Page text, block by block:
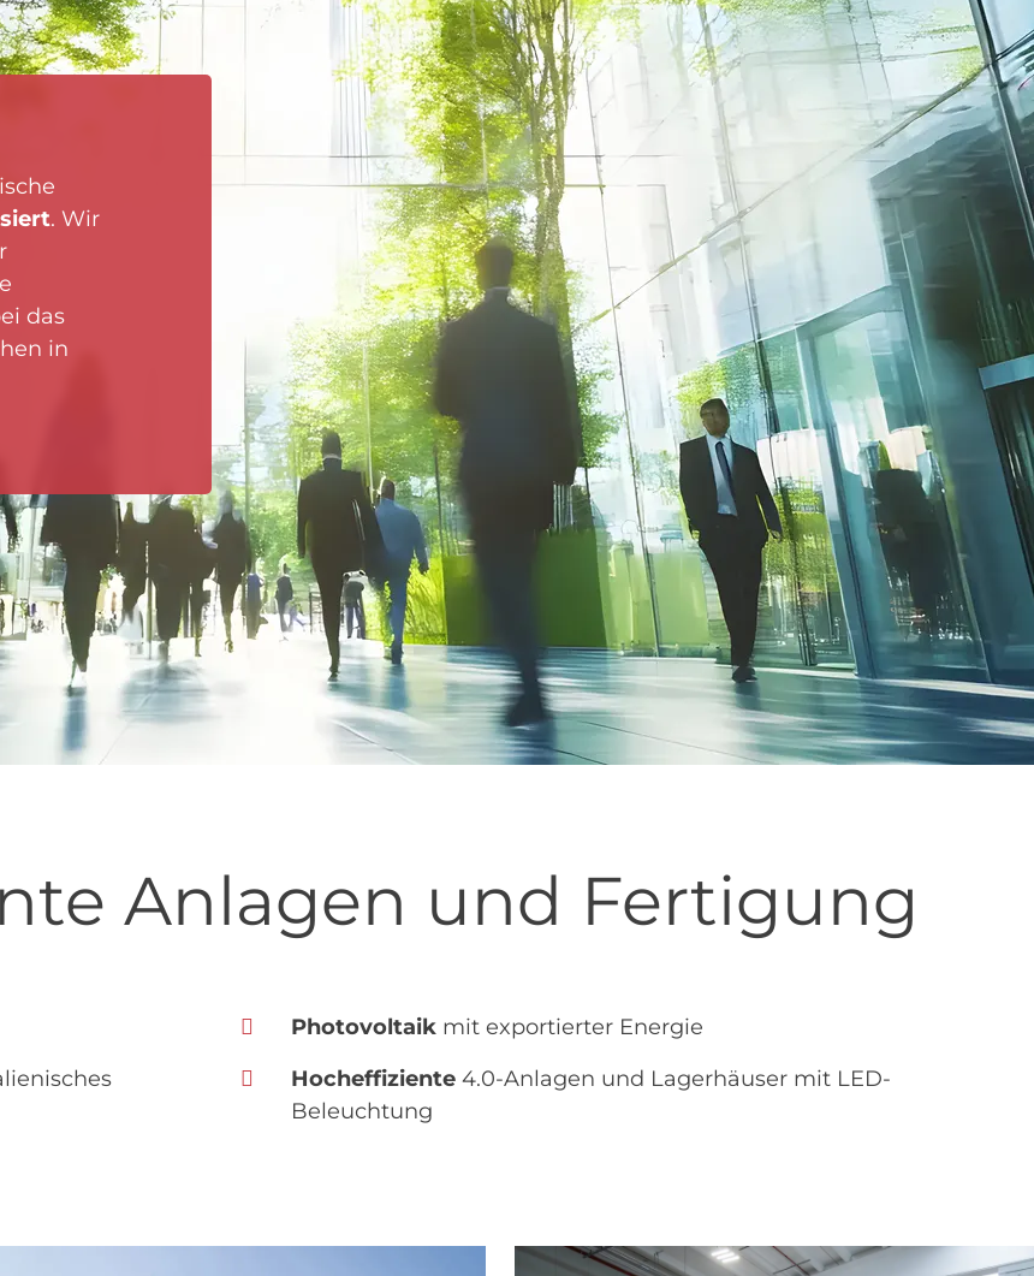
. Wir
das
in
Anlagen und Fertigung
Photovoltaik mit exportierter Energie
Hocheffiziente 4.0-Anlagen und Lagerhäuser mit LED-
Beleuchtung